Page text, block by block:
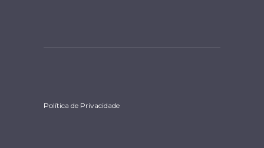
Política de Privacidade